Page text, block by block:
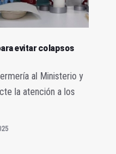
evitar colapsos
al Ministerio y
la atención a los